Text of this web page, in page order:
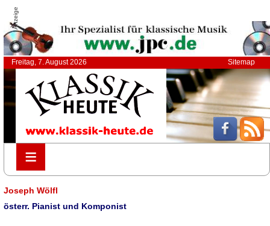
Anzeige
Freitag, 7. August 2026 Sitemap
≡
≡
Joseph Wölfl
österr. Pianist und Komponist